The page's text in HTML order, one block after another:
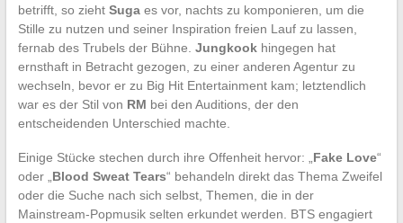
betrifft, so zieht Sugaes vor, nachts zu komponieren, um die
Stille zu nutzen und seiner Inspiration freien Lauf zu lassen,
fernab des Trubels der Bühne. Jungkookhingegen hat
ernsthaft in Betracht gezogen, zu einer anderen Agentur zu
wechseln, bevor er zu Big Hit Entertainment kam; letztendlich
war es der Stil von RM bei den Auditions, der den
entscheidenden Unterschied machte.
Einige Stücke stechen durch ihre Offenheit hervor: „ Fake Love“
oder „ Blood Sweat Tears“ behandeln direkt das Thema Zweifel
oder die Suche nach sich selbst, Themen, die in der
Mainstream-Popmusik selten erkundet werden. BTS engagiert